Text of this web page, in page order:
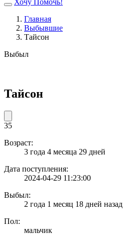
Хочу Помочь!
Главная
Выбывшие
Тайсон
Выбыл
Тайсон
35
Возраст:
3 года 4 месяца 29 дней
Дата поступления:
2024-04-29 11:23:00
Выбыл:
2 года 1 месяц 18 дней назад
Пол:
мальчик